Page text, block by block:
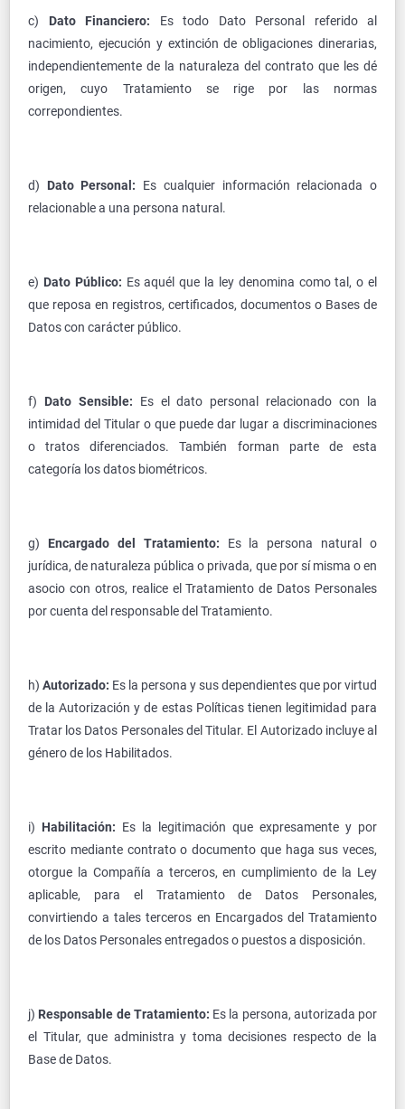
c) Dato Financiero: Es todo Dato Personal referido al
nacimiento, ejecución y extinción de obligaciones dinerarias,
independientemente de la naturaleza del contrato que les dé
origen, cuyo Tratamiento se rige por las normas
correpondientes.
d) Dato Personal: Es cualquier información relacionada o
relacionable a una persona natural.
e) Dato Público: Es aquél que la ley denomina como tal, o el
que reposa en registros, certificados, documentos o Bases de
Datos con carácter público.
f) Dato Sensible: Es el dato personal relacionado con la
intimidad del Titular o que puede dar lugar a discriminaciones
o tratos diferenciados. También forman parte de esta
categoría los datos biométricos.
g) Encargado del Tratamiento: Es la persona natural o
jurídica, de naturaleza pública o privada, que por sí misma o en
asocio con otros, realice el Tratamiento de Datos Personales
por cuenta del responsable del Tratamiento.
h) Autorizado: Es la persona y sus dependientes que por virtud
de la Autorización y de estas Políticas tienen legitimidad para
Tratar los Datos Personales del Titular. El Autorizado incluye al
género de los Habilitados.
i) Habilitación: Es la legitimación que expresamente y por
escrito mediante contrato o documento que haga sus veces,
otorgue la Compañía a terceros, en cumplimiento de la Ley
aplicable, para el Tratamiento de Datos Personales,
convirtiendo a tales terceros en Encargados del Tratamiento
de los Datos Personales entregados o puestos a disposición.
j) Responsable de Tratamiento: Es la persona, autorizada por
el Titular, que administra y toma decisiones respecto de la
Base de Datos.